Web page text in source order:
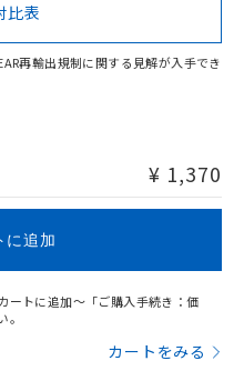
性があります。
比表
再輸出規制に関する見解が入手でき
¥ 1,370
に追加
ートに追加～「ご購入手続き：価
カートをみる